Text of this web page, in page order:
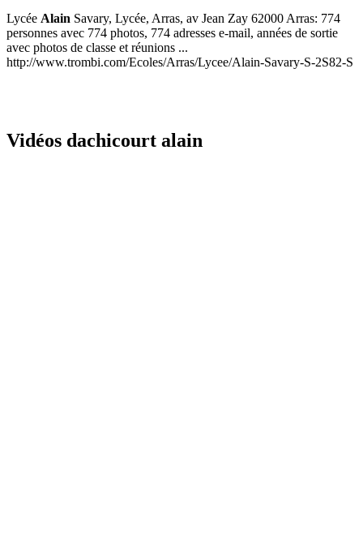
Lycée Alain Savary, Lycée, Arras, av Jean Zay 62000 Arras: 774
personnes avec 774 photos, 774 adresses e-mail, années de sortie
avec photos de classe et réunions ...
http://www.trombi.com/Ecoles/Arras/Lycee/Alain-Savary-S-2S82-S
Vidéos dachicourt alain